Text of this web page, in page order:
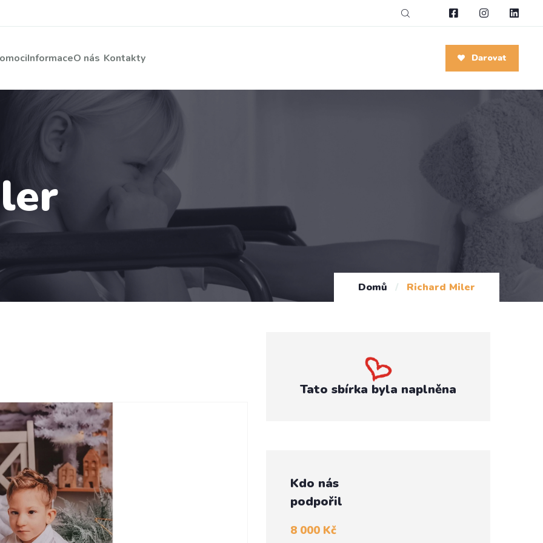
InformaceO nás Kontakty Darovat
Domů / Richard Miler
Tato sbírka byla naplněna
Kdo nás
podpořil
8 000 Kč